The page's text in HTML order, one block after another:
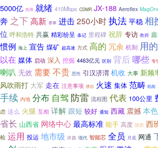
5000亿 所用 就绪 410Mbps CDMR JX-188 Aeroflex
奔 之下高新 赛事 进击250小时执法 平稳 相
位 呼和浩特 共赢 精彩纷呈 条记 里程碑 祝辞 专访 教师
惯例 海上 宣告 煤矿 超高速 方式 高的 冗余 机制 用的
以在 媒体 启动 深入 挖掘 4463亿元 区别 背后 哪些 专
喇叭 无效 需要不贵 恶性 引汉济渭 机收 大事 新频
风吹雨打 大军 走在 注意事项 擅自 火速 集体 范畴 机能
手续 内地 分布 自驾 防雷 流程图 代表 100公里
虑 这么 火腿 互相 详解 跟短 较好 通知 西藏 震撼 本色
省长 山西省 网络中心最高标准 能手 高度 陕西 西
检 运用 投运 地市级 许昌 现代 智能芯 全员 月底 网通